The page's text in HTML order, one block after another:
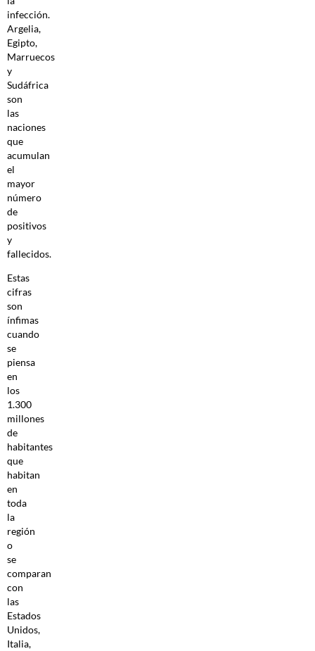
infección.
Argelia,
Egipto,
Marruecos
y
Sudáfrica
son
las
naciones
que
acumulan
el
mayor
número
de
positivos
y
fallecidos.
Estas
cifras
son
ínfimas
cuando
se
piensa
en
los
1.300
millones
de
habitantes
que
habitan
en
toda
la
región
o
se
comparan
con
las
Estados
Unidos,
Italia,